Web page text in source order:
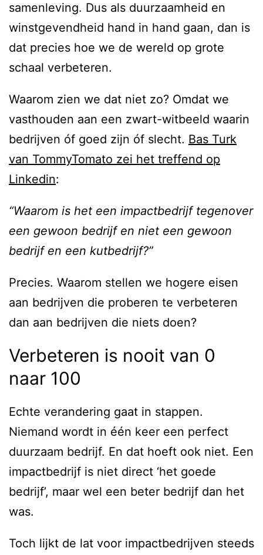
samenleving. Dus als duurzaamheid en
winstgevendheid hand in hand gaan, dan is
dat precies hoe we de wereld op grote
schaal verbeteren.
Waarom zien we dat niet zo? Omdat we
vasthouden aan een zwart-witbeeld waarin
bedrijven óf goed zijn óf slecht. Bas Turk
van TommyTomato zei het treffend op
Linkedin:
“Waarom is het een impactbedrijf tegenover
een gewoon bedrijf en niet een gewoon
bedrijf en een kutbedrijf?”
Precies. Waarom stellen we hogere eisen
aan bedrijven die proberen te verbeteren
dan aan bedrijven die niets doen?
Verbeteren is nooit van 0
naar 100
Echte verandering gaat in stappen.
Niemand wordt in één keer een perfect
duurzaam bedrijf. En dat hoeft ook niet. Een
impactbedrijf is niet direct ‘het goede
bedrijf’, maar wel een beter bedrijf dan het
was.
Toch lijkt de lat voor impactbedrijven steeds